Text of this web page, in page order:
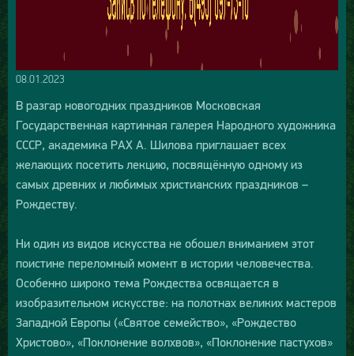
08.01.2023
В разгар новогодних праздников Московская
Государственная картинная галерея Народного художника
СССР, академика РАХ А. Шилова приглашает всех
желающих посетить лекцию, посвящённую одному из
самых древних и любимых христианских праздников –
Рождеству.
Ни один из видов искусства не обошел вниманием этот
поистине переломный момент в истории человечества.
Особенно широко тема Рождества освящается в
изобразительном искусстве: на полотнах великих мастеров
Западной Европы («Святое семейство», «Рождество
Христово», «Поклонение волхвов», «Поклонение пастухов»